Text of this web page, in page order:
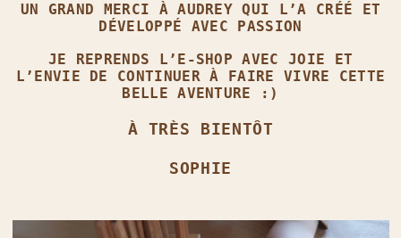
UN GRAND MERCI À AUDREY QUI L’A CRÉÉ ET
DÉVELOPPÉ AVEC PASSION
JE REPRENDS L’E‑SHOP AVEC JOIE ET
L’ENVIE DE CONTINUER À FAIRE VIVRE CETTE
BELLE AVENTURE :)
À TRÈS BIENTÔT
SOPHIE